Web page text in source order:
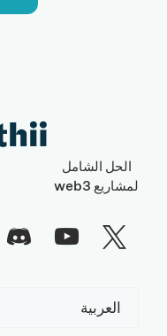
الحل الشامل
لمشاريع web3
اختر